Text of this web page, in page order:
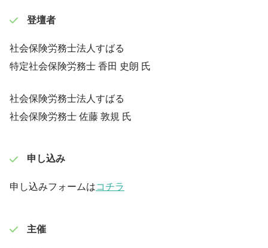
登壇者
社会保険労務士法人すばる
特定社会保険労務士 香田 史朗 氏
社会保険労務士法人すばる
社会保険労務士 佐藤 敦規 氏
申し込み
申し込みフォームはコチラ
主催